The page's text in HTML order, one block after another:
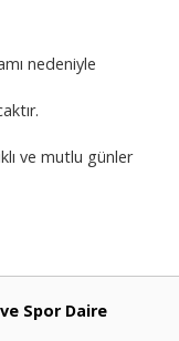
nedeniyle
ve mutlu günler
Spor Daire